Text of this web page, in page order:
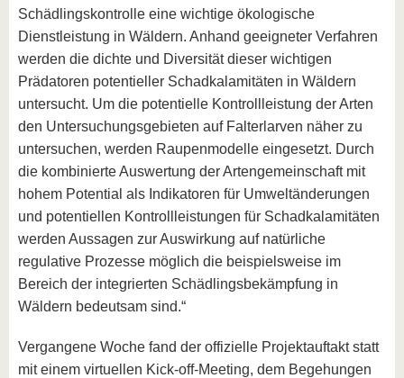
Schädlingskontrolle eine wichtige ökologische
Dienstleistung in Wäldern. Anhand geeigneter Verfahren
werden die dichte und Diversität dieser wichtigen
Prädatoren potentieller Schadkalamitäten in Wäldern
untersucht. Um die potentielle Kontrollleistung der Arten
den Untersuchungsgebieten auf Falterlarven näher zu
untersuchen, werden Raupenmodelle eingesetzt. Durch
die kombinierte Auswertung der Artengemeinschaft mit
hohem Potential als Indikatoren für Umweltänderungen
und potentiellen Kontrollleistungen für Schadkalamitäten
werden Aussagen zur Auswirkung auf natürliche
regulative Prozesse möglich die beispielsweise im
Bereich der integrierten Schädlingsbekämpfung in
Wäldern bedeutsam sind.“
Vergangene Woche fand der offizielle Projektauftakt statt
mit einem virtuellen Kick-off-Meeting, dem Begehungen